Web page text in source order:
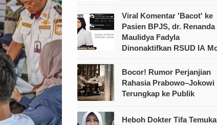
Viral Komentar 'Bacot' ke
Pasien BPJS, dr. Renanda
Maulidya Fadyla
Dinonaktifkan RSUD IA
Bocor! Rumor Perjanjian
Rahasia Prabowo–Jokowi
Terungkap ke Publik
Heboh Dokter Tifa